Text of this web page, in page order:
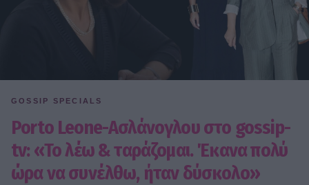
GOSSIP SPECIALS
Porto Leone-Ασλάνογλου στο gossip-
tv: «Το λέω & ταράζομαι. Έκανα πολύ
ώρα να συνέλθω, ήταν δύσκολο»